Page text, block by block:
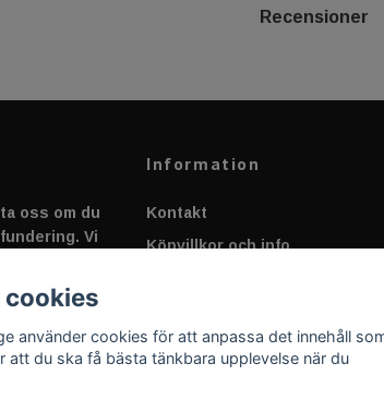
Recensioner
oss om du
Vi
Information
Kontakt
Köpvillkor och info
Applicering av Dekal
cookies
använder cookies för att anpassa det innehåll
att du ska få bästa tänkbara upplevelse när du